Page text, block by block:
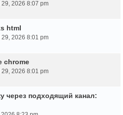
29, 2026 8:07 pm
html
29, 2026 8:01 pm
chrome
29, 2026 8:01 pm
через подходящий канал: